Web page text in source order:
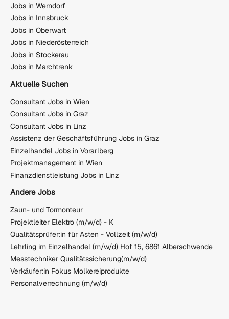
Jobs in Werndorf
Jobs in Innsbruck
Jobs in Oberwart
Jobs in Niederösterreich
Jobs in Stockerau
Jobs in Marchtrenk
Aktuelle Suchen
Consultant Jobs in Wien
Consultant Jobs in Graz
Consultant Jobs in Linz
Assistenz der Geschäftsführung Jobs in Graz
Einzelhandel Jobs in Vorarlberg
Projektmanagement in Wien
Finanzdienstleistung Jobs in Linz
Andere Jobs
Zaun- und Tormonteur
Projektleiter Elektro (m/w/d) - K
Qualitätsprüfer:in für Asten - Vollzeit (m/w/d)
Lehrling im Einzelhandel (m/w/d) Hof 15, 6861 Alberschwende
Messtechniker Qualitätssicherung(m/w/d)
Verkäufer:in Fokus Molkereiprodukte
Personalverrechnung (m/w/d)